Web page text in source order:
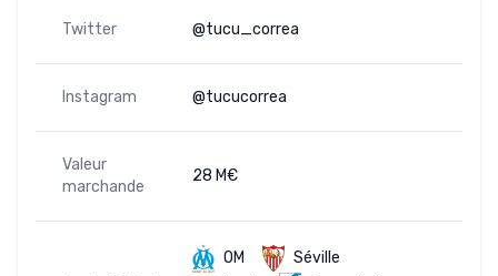
Twitter @tucu_correa
Instagram @tucucorrea
Valeur
marchande
28 M€
OM
Séville